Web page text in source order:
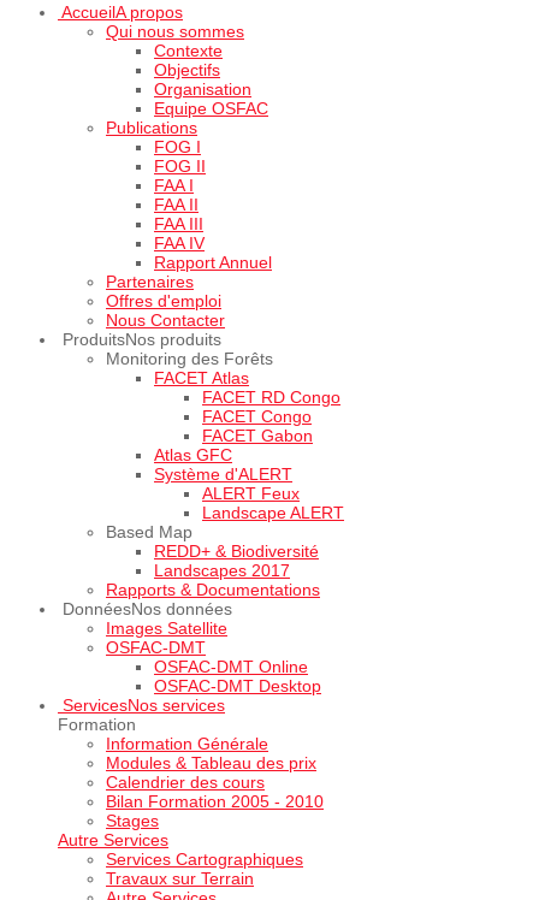
AccueilA propos
Qui nous sommes
Contexte
Objectifs
Organisation
Equipe OSFAC
Publications
FOG I
FOG II
FAA I
FAA II
FAA III
FAA IV
Rapport Annuel
Partenaires
Offres d'emploi
Nous Contacter
ProduitsNos produits
Monitoring des Forêts
FACET Atlas
FACET RD Congo
FACET Congo
FACET Gabon
Atlas GFC
Système d'ALERT
ALERT Feux
Landscape ALERT
Based Map
REDD+ & Biodiversité
Landscapes 2017
Rapports & Documentations
DonnéesNos données
Images Satellite
OSFAC-DMT
OSFAC-DMT Online
OSFAC-DMT Desktop
ServicesNos services
Formation
Information Générale
Modules & Tableau des prix
Calendrier des cours
Bilan Formation 2005 - 2010
Stages
Autre Services
Services Cartographiques
Travaux sur Terrain